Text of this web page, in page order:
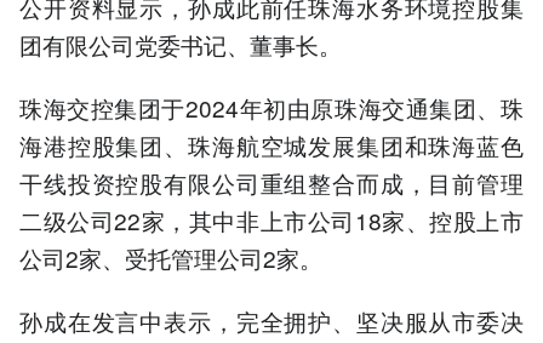
公开资料显示，孙成此前任珠海水务环境控股集
团有限公司党委书记、董事长。
珠海交控集团于2024年初由原珠海交通集团、珠
海港控股集团、珠海航空城发展集团和珠海蓝色
干线投资控股有限公司重组整合而成，目前管理
二级公司22家，其中非上市公司18家、控股上市
公司2家、受托管理公司2家。
孙成在发言中表示，完全拥护、坚决服从市委决